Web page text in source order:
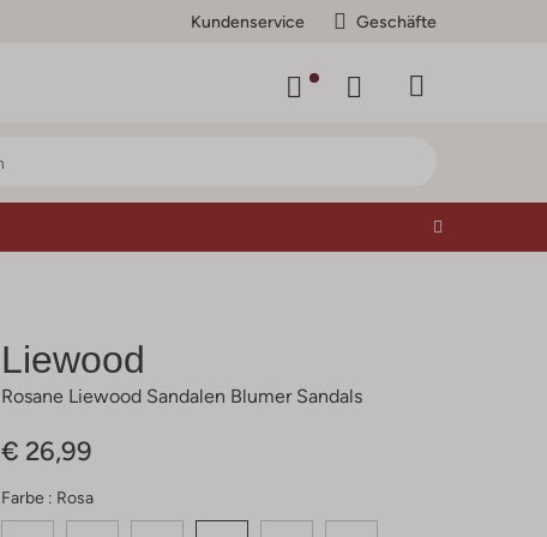
Kundenservice Geschäfte
Liewood
Rosane Liewood Sandalen Blumer Sandals
€ 26,99
Farbe : Rosa